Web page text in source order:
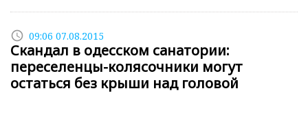
access_time 09:06 07.08.2015
Скандал в одесском санатории:
переселенцы-колясочники могут
остаться без крыши над головой